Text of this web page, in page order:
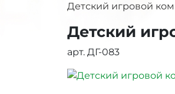
Детский игровой
Детский
арт. ДГ-083